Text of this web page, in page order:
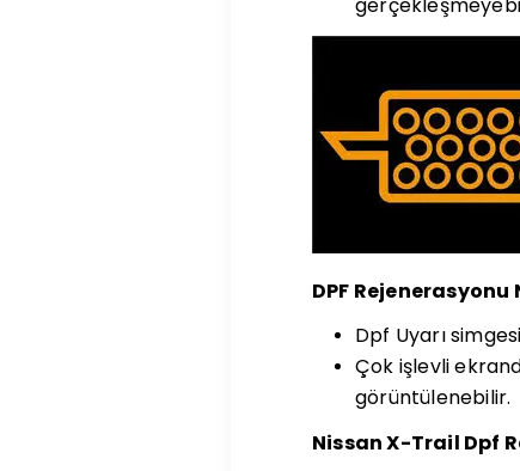
DPF Rejenerasyonu
Dpf Uyarı
Çok işlevli
görüntülenebilir.
Nissan X-Trail Dpf